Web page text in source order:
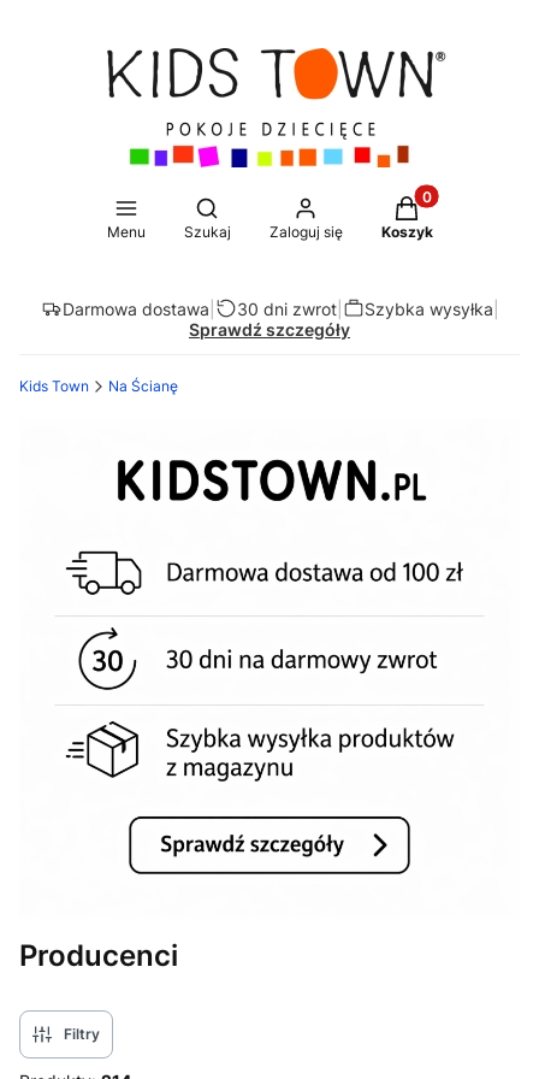
Menu
Otwórz wyszukiwarkę
Szukaj Zaloguj się
Produkty w
Koszyk
Darmowa dostawa 30 dni zwrot| Szybka wysyłka
Sprawdź szczegóły
Kids Town Na Ścianę
Producenci
Filtry